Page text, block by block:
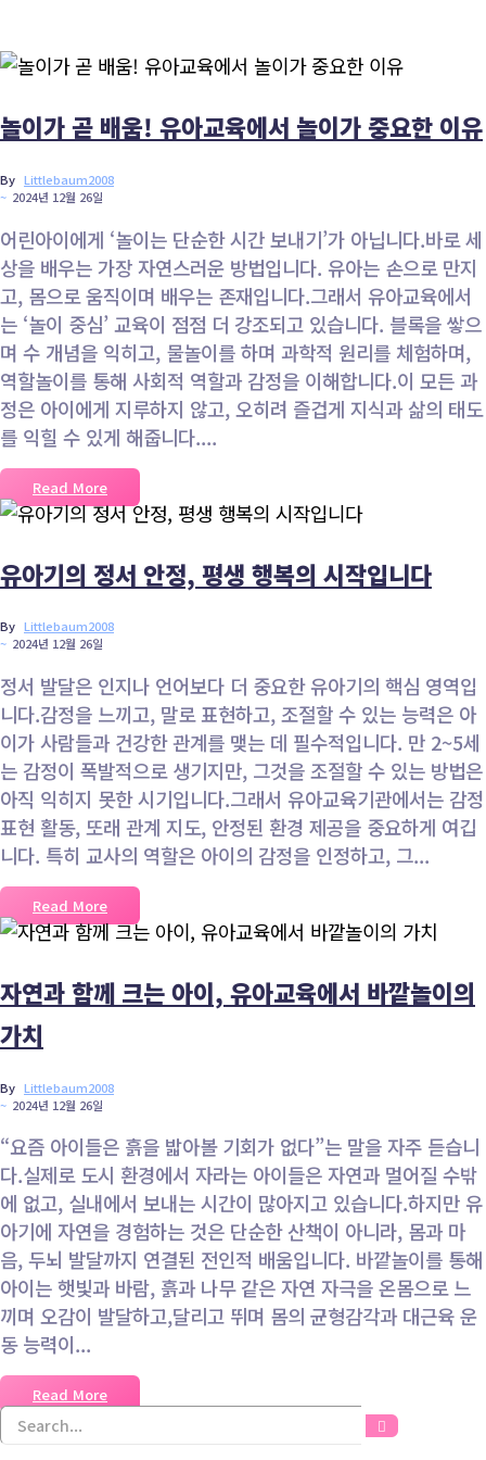
놀이가 곧 배움! 유아교육에서 놀이가 중요한 이유
By Littlebaum2008
~ 2024년 12월 26일
어린아이에게 ‘놀이는 단순한 시간 보내기’가 아닙니다.바로 세
상을 배우는 가장 자연스러운 방법입니다. 유아는 손으로 만지
고, 몸으로 움직이며 배우는 존재입니다.그래서 유아교육에서
는 ‘놀이 중심’ 교육이 점점 더 강조되고 있습니다. 블록을 쌓으
며 수 개념을 익히고, 물놀이를 하며 과학적 원리를 체험하며,
역할놀이를 통해 사회적 역할과 감정을 이해합니다.이 모든 과
정은 아이에게 지루하지 않고, 오히려 즐겁게 지식과 삶의 태도
를 익힐 수 있게 해줍니다....
Read More
유아기의 정서 안정, 평생 행복의 시작입니다
By Littlebaum2008
~ 2024년 12월 26일
정서 발달은 인지나 언어보다 더 중요한 유아기의 핵심 영역입
니다.감정을 느끼고, 말로 표현하고, 조절할 수 있는 능력은 아
이가 사람들과 건강한 관계를 맺는 데 필수적입니다. 만 2~5세
는 감정이 폭발적으로 생기지만, 그것을 조절할 수 있는 방법은
아직 익히지 못한 시기입니다.그래서 유아교육기관에서는 감정
표현 활동, 또래 관계 지도, 안정된 환경 제공을 중요하게 여깁
니다. 특히 교사의 역할은 아이의 감정을 인정하고, 그...
Read More
자연과 함께 크는 아이, 유아교육에서 바깥놀이의
가치
By Littlebaum2008
~ 2024년 12월 26일
“요즘 아이들은 흙을 밟아볼 기회가 없다”는 말을 자주 듣습니
다.실제로 도시 환경에서 자라는 아이들은 자연과 멀어질 수밖
에 없고, 실내에서 보내는 시간이 많아지고 있습니다.하지만 유
아기에 자연을 경험하는 것은 단순한 산책이 아니라, 몸과 마
음, 두뇌 발달까지 연결된 전인적 배움입니다. 바깥놀이를 통해
아이는 햇빛과 바람, 흙과 나무 같은 자연 자극을 온몸으로 느
끼며 오감이 발달하고,달리고 뛰며 몸의 균형감각과 대근육 운
동 능력이...
Read More